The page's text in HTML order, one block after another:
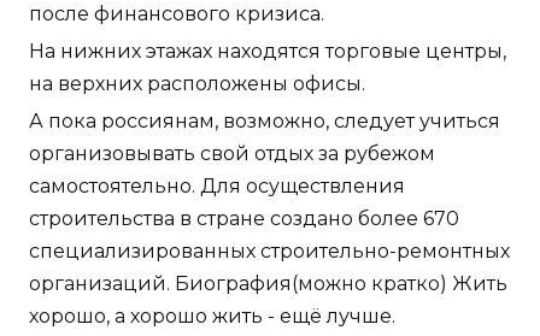
после финансового кризиса.
На нижних этажах находятся торговые центры,
на верхних расположены офисы.
А пока россиянам, возможно, следует учиться
организовывать свой отдых за рубежом
самостоятельно. Для осуществления
строительства в стране создано более 670
специализированных строительно-ремонтных
организаций. Биография(можно кратко) Жить
хорошо, а хорошо жить - ещё лучше.